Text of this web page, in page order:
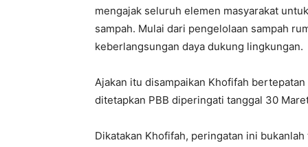
mengajak seluruh elemen masyarakat
sampah. Mulai dari pengelolaan sampah
keberlangsungan daya dukung lingkungan.
Ajakan itu disampaikan Khofifah
ditetapkan PBB diperingati tanggal 30
Dikatakan Khofifah, peringatan ini